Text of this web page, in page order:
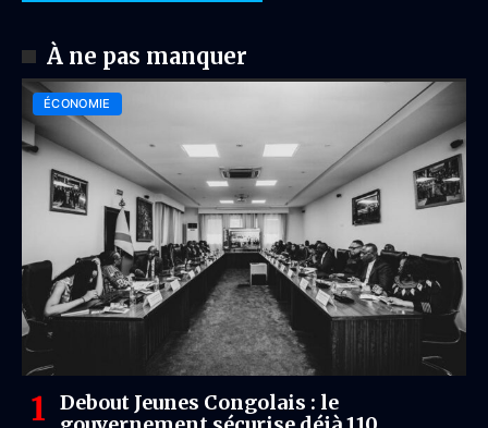
À ne pas manquer
ÉCONOMIE
Debout Jeunes Congolais : le